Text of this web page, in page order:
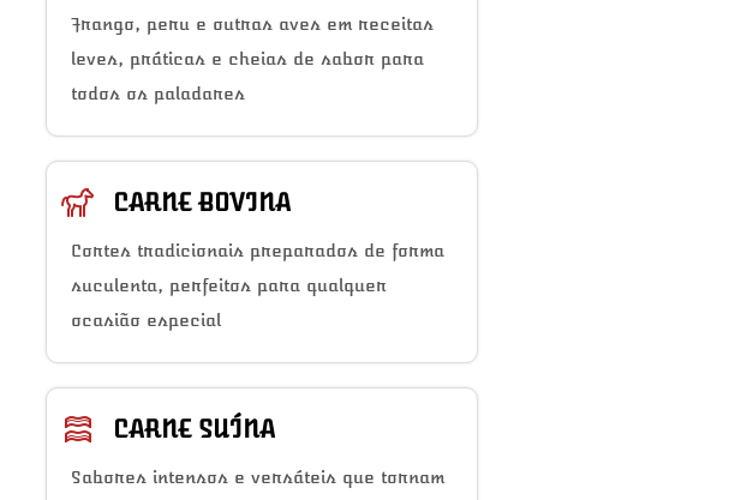
Frango, peru e outras aves em receitas
leves, práticas e cheias de sabor para
todos os paladares
CARNE BOVINA
Cortes tradicionais preparados de forma
suculenta, perfeitos para qualquer
ocasião especial
CARNE SUÍNA
Sabores intensos e versáteis que tornam